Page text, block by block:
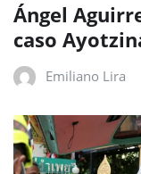
Ángel
caso
Emiliano Lira